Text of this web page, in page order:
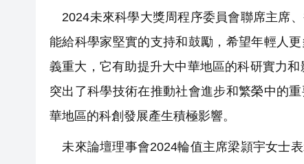
2024未來科學大獎周程序委員會聯席主席
能給科學家堅實的支持和鼓勵，希望年輕人
義重大，它有助提升大中華地區的科研實力
突出了科學技術在推動社會進步和繁榮中的
華地區的科創發展產生積極影響。
未來論壇理事會2024輪值主席梁頴宇女士